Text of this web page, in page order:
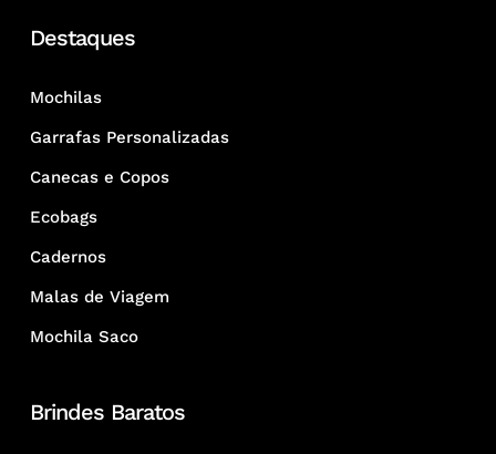
Destaques
Mochilas
Garrafas Personalizadas
Canecas e Copos
Ecobags
Cadernos
Malas de Viagem
Mochila Saco
Brindes Baratos